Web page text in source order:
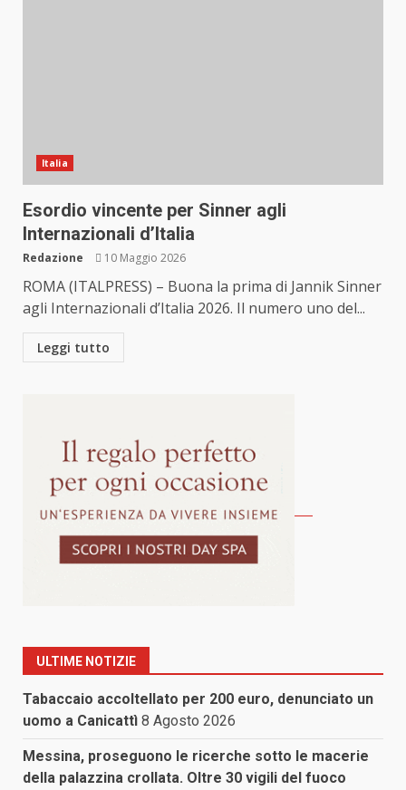
Italia
Esordio vincente per Sinner agli
Internazionali d’Italia
Redazione 10 Maggio 2026
ROMA (ITALPRESS) – Buona la prima di Jannik Sinner
agli Internazionali d’Italia 2026. Il numero uno del...
Leggi tutto
ULTIME NOTIZIE
Tabaccaio accoltellato per 200 euro, denunciato un
uomo a Canicattì 8 Agosto 2026
Messina, proseguono le ricerche sotto le macerie
della palazzina crollata. Oltre 30 vigili del fuoco